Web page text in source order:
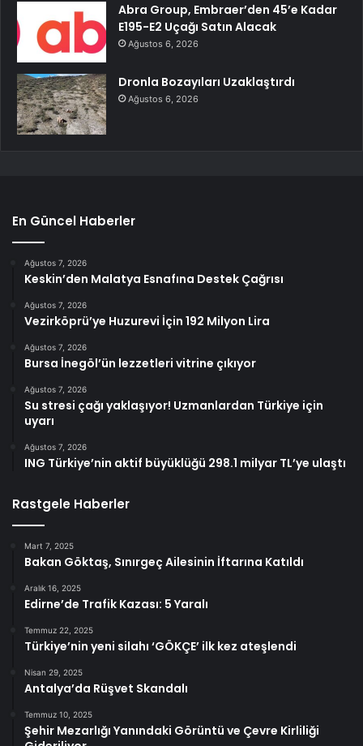
Abra Group, Embraer’den 45’e Kadar
E195-E2 Uçağı Satın Alacak
Ağustos 6, 2026
Dronla Bozayıları Uzaklaştırdı
Ağustos 6, 2026
En Güncel Haberler
Ağustos 7, 2026
Keskin’den Malatya Esnafına Destek Çağrısı
Ağustos 7, 2026
Vezirköprü’ye Huzurevi İçin 192 Milyon Lira
Ağustos 7, 2026
Bursa İnegöl’ün lezzetleri vitrine çıkıyor
Ağustos 7, 2026
Su stresi çağı yaklaşıyor! Uzmanlardan Türkiye için
uyarı
Ağustos 7, 2026
ING Türkiye’nin aktif büyüklüğü 298.1 milyar TL’ye ulaştı
Rastgele Haberler
Mart 7, 2025
Bakan Göktaş, Sınırgeç Ailesinin İftarına Katıldı
Aralık 16, 2025
Edirne’de Trafik Kazası: 5 Yaralı
Temmuz 22, 2025
Türkiye’nin yeni silahı ‘GÖKÇE’ ilk kez ateşlendi
Nisan 29, 2025
Antalya’da Rüşvet Skandalı
Temmuz 10, 2025
Şehir Mezarlığı Yanındaki Görüntü ve Çevre Kirliliği